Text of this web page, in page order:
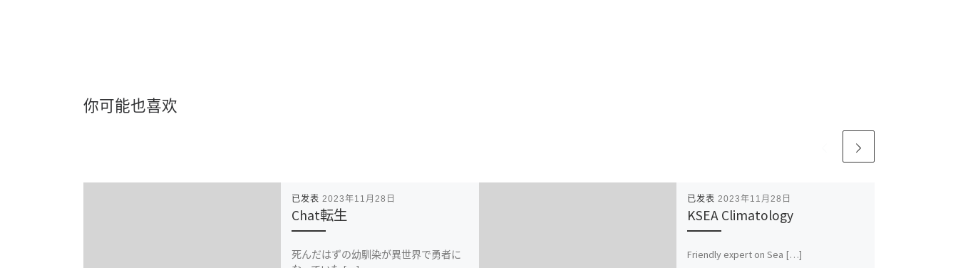
你可能也喜欢
已发表 2023年11月28日
Chat転生
死んだはずの幼馴染が異世界で勇者に
已发表 2023年11月28日
KSEA Climatology
Friendly expert on Sea […]